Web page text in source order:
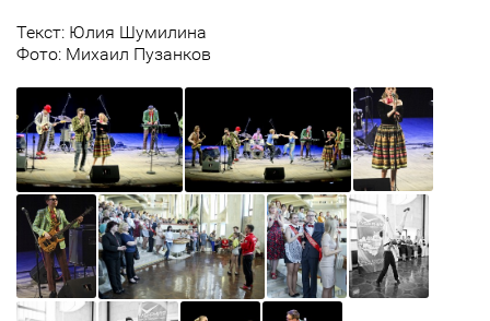
Текст: Юлия Шумилина
Фото: Михаил Пузанков